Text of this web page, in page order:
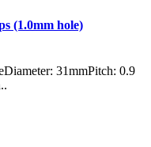
(1.0mm hole)
31mmPitch: 0.9